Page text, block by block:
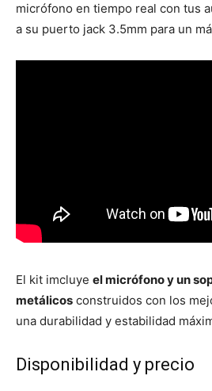
micrófono en tiempo real con tus
a su puerto jack 3.5mm para un
El kit imcluye el micrófono y un
metálicos construidos con los
una durabilidad y estabilidad
Disponibilidad y precio